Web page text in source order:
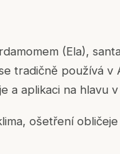
(Ela),
tradičně používá
a aplikaci na hlavu
ošetření